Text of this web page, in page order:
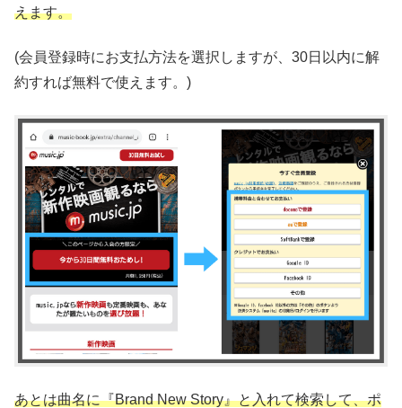
えます。
(会員登録時にお支払方法を選択しますが、30日以内に解
約すれば無料で使えます。)
あとは曲名に『Brand New Story』と入れて検索して、ポ